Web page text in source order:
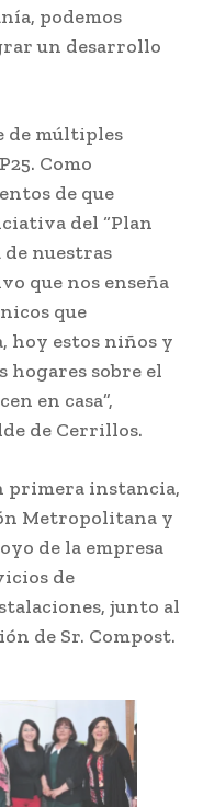
podemos
un desarrollo
de múltiples
Como
de que
del “Plan
de nuestras
que nos enseña
que
hoy estos niños y
hogares sobre el
en casa”,
de Cerrillos.
primera instancia,
Metropolitana y
de la empresa
de
junto al
de Sr. Compost.